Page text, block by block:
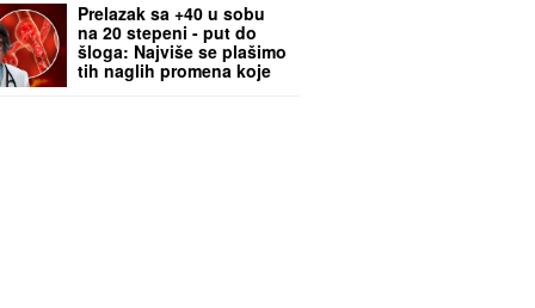
Prelazak sa +40 u sobu
na 20 stepeni - put do
šloga: Najviše se plašimo
tih naglih promena koje